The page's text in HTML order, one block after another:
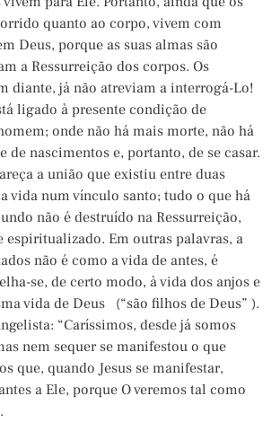
quanto ao corpo, vivem com
Deus, porque as suas almas são
a Ressurreição dos corpos. Os
diante, já não atreviam a interrogá-Lo!
ligado à presente condição de
onde não há mais morte, não há
de nascimentos e, portanto, de se casar.
a união que existiu entre duas
vida num vínculo santo; tudo o que há
não é destruído na Ressurreição,
espiritualizado. Em outras palavras, a
não é como a vida de antes, é
se, de certo modo, à vida dos anjos e
vida de Deus (“são filhos de Deus” ).
“Caríssimos, desde já somos
nem sequer se manifestou o que
que, quando Jesus se manifestar,
a Ele, porque O veremos tal como